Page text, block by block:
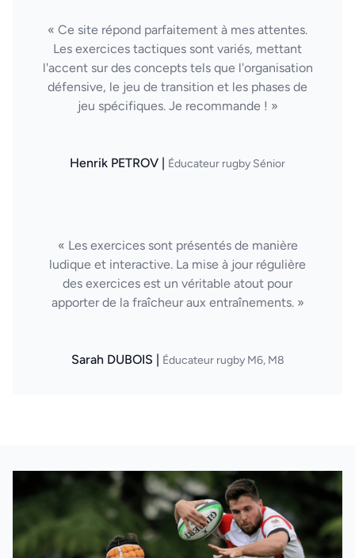
« Ce site répond parfaitement à mes attentes.
Les exercices tactiques sont variés, mettant
l'accent sur des concepts tels que l'organisation
défensive, le jeu de transition et les phases de
jeu spécifiques. Je recommande ! »
Henrik PETROV | Éducateur rugby Sénior
« Les exercices sont présentés de manière
ludique et interactive. La mise à jour régulière
des exercices est un véritable atout pour
apporter de la fraîcheur aux entraînements. »
Sarah DUBOIS | Éducateur rugby M6, M8